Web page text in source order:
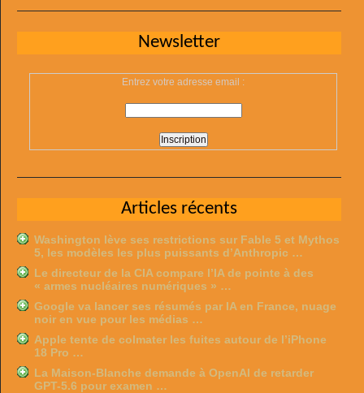
Newsletter
Entrez votre adresse email :
Articles récents
Washington lève ses restrictions sur Fable 5 et Mythos
5, les modèles les plus puissants d’Anthropic …
Le directeur de la CIA compare l’IA de pointe à des
« armes nucléaires numériques » …
Google va lancer ses résumés par IA en France, nuage
noir en vue pour les médias …
Apple tente de colmater les fuites autour de l’iPhone
18 Pro …
La Maison-Blanche demande à OpenAI de retarder
GPT-5.6 pour examen …